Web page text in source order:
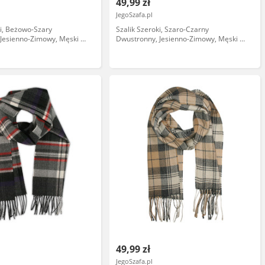
Beżowo-Szary
Zimowy, Męski -
JegoSzafa.pl
Szalik Szeroki, Szaro-Czarny
Dwustronny, Jesienno-Zimowy, Męski -
49,99 zł
JegoSzafa.pl